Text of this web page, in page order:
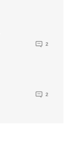
2
2